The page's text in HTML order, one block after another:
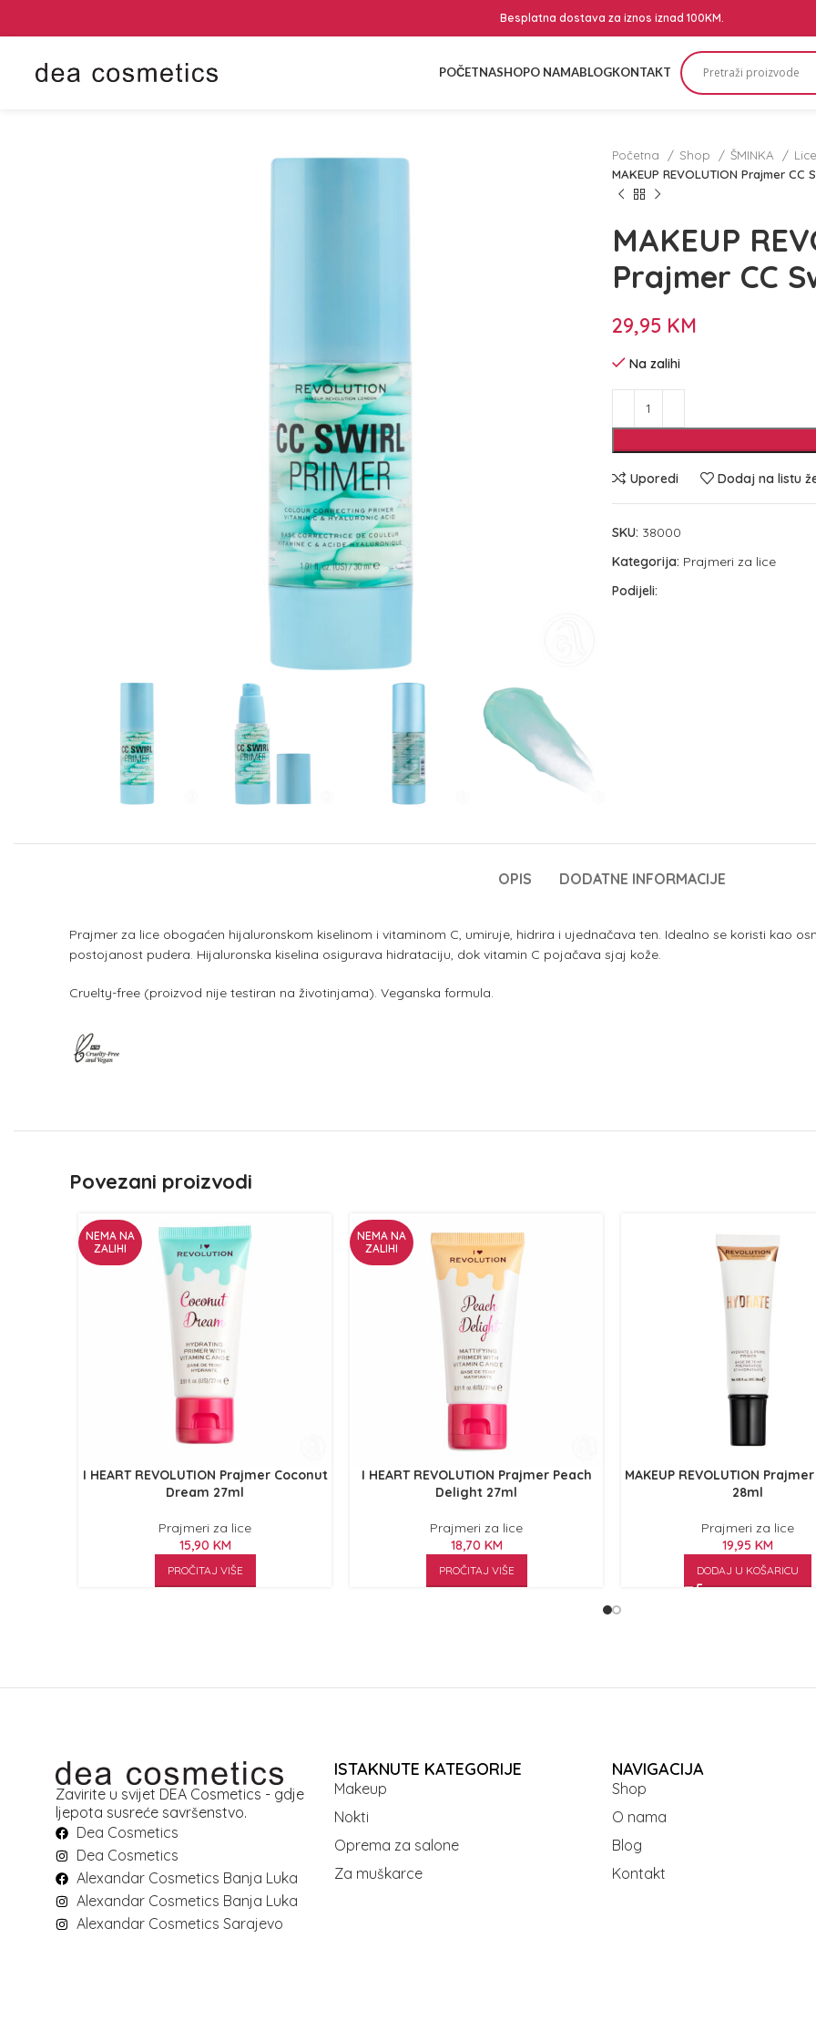
Besplatna dostava za iznos iznad 100KM.
POČETNASHOPO NAMABLOGKONTAKT
Početna Shop ŠMINKA Lice
MAKEUP REVOLUTION Prajmer CC
MAKEUP
Prajmer CC
29,95 KM
Na zalihi
Uporedi Dodaj na listu
SKU: 38000
Kategorija: Prajmeri za lice
Podijeli:
OPIS DODATNE INFORMACIJE
Prajmer za lice obogaćen hijaluronskom kiselinom i vitaminom C, umiruje, hidrira i ujednačava ten. Idealno se koristi kao
postojanost pudera. Hijaluronska kiselina osigurava hidrataciju, dok vitamin C pojačava sjaj kože.
Cruelty-free (proizvod nije testiran na životinjama). Veganska formula.
Povezani proizvodi
NEMA NA
ZALIHI
I HEART REVOLUTION Prajmer Coconut
Dream 27ml
Prajmeri za lice
15,90 KM
PROČITAJ VIŠE
NEMA NA
ZALIHI
I HEART REVOLUTION Prajmer Peach
Delight 27ml
Prajmeri za lice
18,70 KM
PROČITAJ VIŠE
MAKEUP REVOLUTION
28ml
Prajmeri za lice
19,95 KM
DODAJ U KOŠARICU
Zavirite u svijet DEA Cosmetics - gdje
ljepota susreće savršenstvo.
Dea Cosmetics
Dea Cosmetics
Alexandar Cosmetics Banja Luka
Alexandar Cosmetics Banja Luka
Alexandar Cosmetics Sarajevo
ISTAKNUTE KATEGORIJE
Makeup
Nokti
Oprema za salone
Za muškarce
NAVIGACIJA
Shop
O nama
Blog
Kontakt